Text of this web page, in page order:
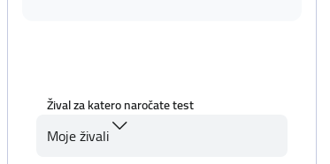
Žival za katero naročate test
Moje živali